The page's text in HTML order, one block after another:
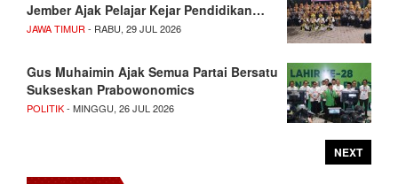
Jember Ajak Pelajar Kejar Pendidikan…
JAWA TIMUR - RABU, 29 JUL 2026
Gus Muhaimin Ajak Semua Partai Bersatu
Sukseskan Prabowonomics
POLITIK- MINGGU, 26 JUL 2026
NEXT